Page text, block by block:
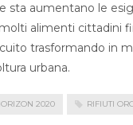
sta aumentano le
alimenti cittadini
trasformando in
urbana.
2020 RIFIUTI